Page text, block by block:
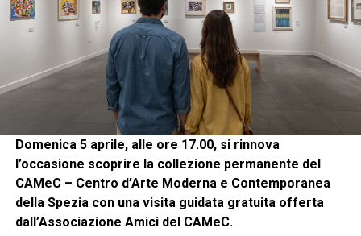
Domenica 5 aprile, alle ore 17.00, si rinnova
l’occasione scoprire la collezione permanente del
CAMeC – Centro d’Arte Moderna e Contemporanea
della Spezia con una visita guidata gratuita offerta
dall’Associazione Amici del CAMeC.